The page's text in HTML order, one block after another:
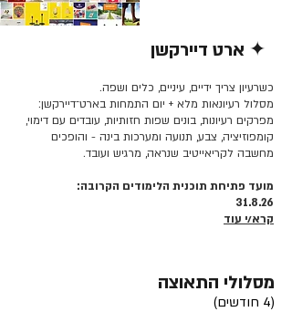
✦ ארט דיירקשן
כשרעיון צריך ידיים, עיניים, כלים ושפה.
מסלול רעיונאות מלא + יום התמחות בארט־דיירקשן:
מפרקים רעיונות, בונים שפות חזותיות, עובדים עם דימוי,
קומפוזיציה, צבע, תנועה ומערכות בינה - והופכים
מחשבה לקריאייטיב שנראה, מרגיש ועובד.
מועד פתיחת תוכנית הלימודים הקרובה:
31.8.26
קרא/י עוד
מסלולי התאוצה
(4 חודשים)